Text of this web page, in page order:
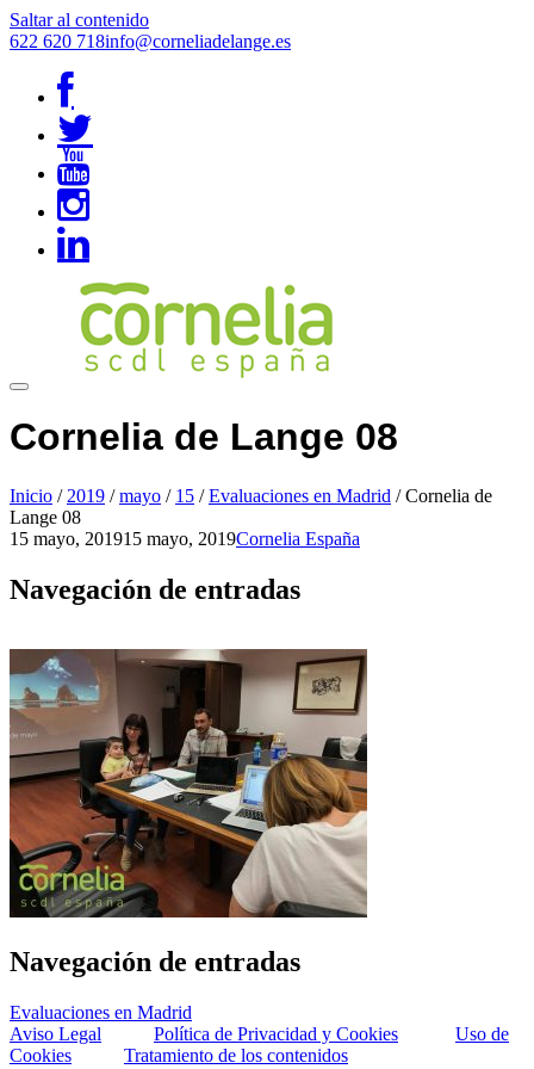
Saltar al contenido
622 620 718info@corneliadelange.es
Cornelia de Lange 08
Inicio / 2019 / mayo / 15 / Evaluaciones en Madrid / Cornelia de
Lange 08
15 mayo, 201915 mayo, 2019Cornelia España
Navegación de entradas
Navegación de entradas
Evaluaciones en Madrid
Aviso Legal
Política de Privacidad y Cookies
Uso de
Cookies
Tratamiento de los contenidos